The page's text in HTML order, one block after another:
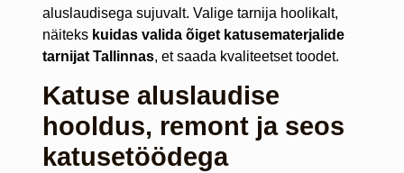
aluslaudisega sujuvalt. Valige tarnija hoolikalt,
näiteks kuidas valida õiget katusematerjalide
tarnijat Tallinnas, et saada kvaliteetset toodet.
Katuse aluslaudise
hooldus, remont ja seos
katusetöödega